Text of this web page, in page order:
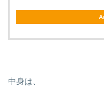
中身は、